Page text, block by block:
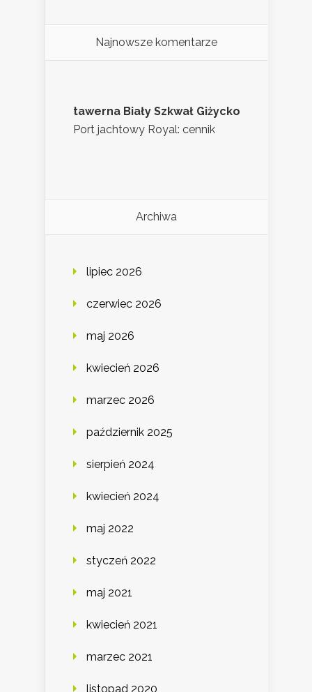
Najnowsze komentarze
tawerna Biały Szkwał Giżycko
Port jachtowy Royal: cennik
Archiwa
lipiec 2026
czerwiec 2026
maj 2026
kwiecień 2026
marzec 2026
październik 2025
sierpień 2024
kwiecień 2024
maj 2022
styczeń 2022
maj 2021
kwiecień 2021
marzec 2021
listopad 2020